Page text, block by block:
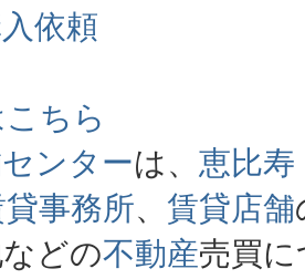
依頼
ちら
ンターは、 恵比寿
貸事務所、 賃貸店舗
どの不動産売買